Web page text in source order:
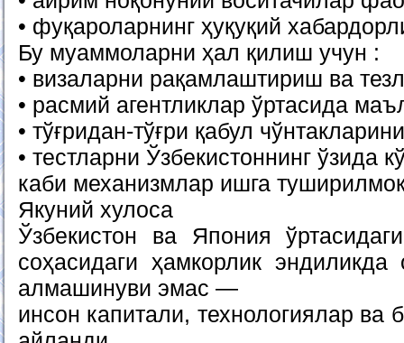
• фуқароларнинг ҳуқуқий
Бу муаммоларни ҳал қилиш учун :
• визаларни рақамлаштириш ва
• расмий агентликлар ўртасида
• тўғридан-тўғри қабул
• тестларни Ўзбекистоннинг ўзида
каби механизмлар ишга
Якуний хулоса
Ўзбекистон ва Япония
соҳасидаги ҳамкорлик
алмашинуви эмас —
инсон капитали, технологиялар ва